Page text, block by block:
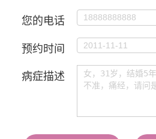
您的电话
预约时间
病症描述